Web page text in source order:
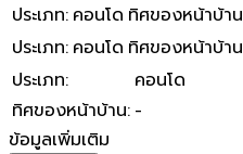
ประเภท: คอนโด ทิศของหน้าบ้าน
ประเภท: คอนโด ทิศของหน้าบ้าน
ประเภท:
คอนโด
ทิศของหน้าบ้าน: -
ข้อมูลเพิ่มเติม